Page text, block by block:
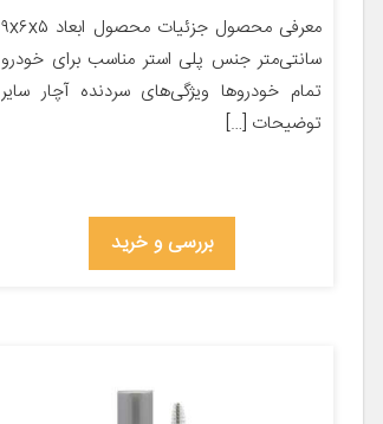
معرفی محصول جزئیات محصول ابعاد ۹x۶x۵
سانتی‌متر جنس پلی استر مناسب برای خودرو
تمام خودروها ویژگی‌های سردنده آچار سایر
توضیحات […]
بررسی و خرید